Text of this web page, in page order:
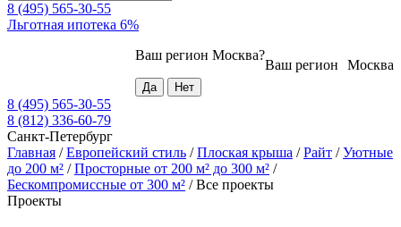
8 (495) 565-30-55
Льготная ипотека 6%
Москва
Ваш регион
Ваш регион Москва?
8 (495) 565-30-55
8 (812) 336-60-79
Санкт-Петербург
Главная /Европейский стиль /Плоская крыша /Райт /Уютные
до 200 м² /Просторные от 200 м² до 300 м² /
Бескомпромиссные от 300 м² /Все проекты
Проекты